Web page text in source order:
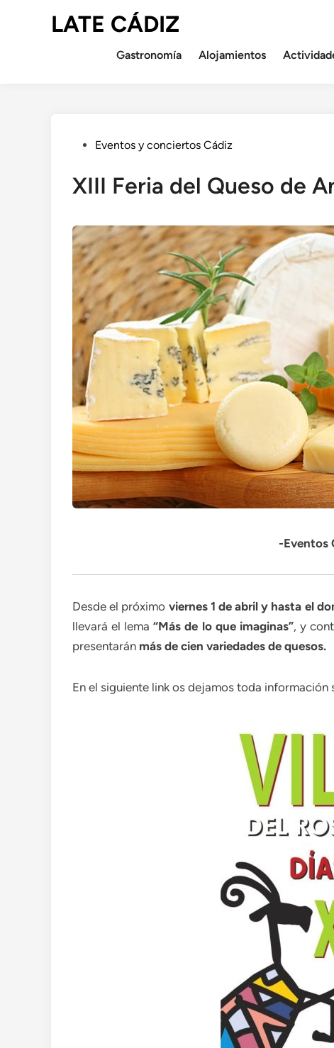
LATE CÁDIZ
Gastronomía Alojamientos
Publicado
Eventos y conciertos Cádiz
XIII Feria del Queso de
-Eventos
Desde el próximo viernes 1 de abril y hasta el
llevará el lema“Más de lo que imaginas”, y
presentarán más de cien variedades de quesos.
En el siguiente link os dejamos toda información